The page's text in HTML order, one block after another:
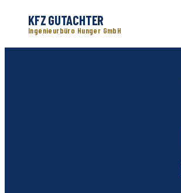
KFZ GUTACHTER
Ingenieurbüro Hunger GmbH